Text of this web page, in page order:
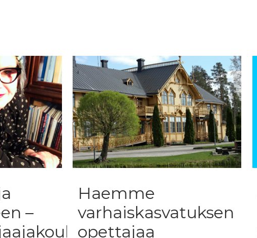
–
Haemme
varhaiskasvatuksen
opettajaa